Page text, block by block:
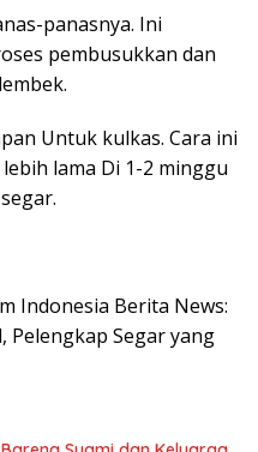
panasnya. Ini
pembusukkan dan
Untuk kulkas. Cara ini
lama Di 1-2 minggu
Indonesia Berita News:
Pelengkap Segar yang